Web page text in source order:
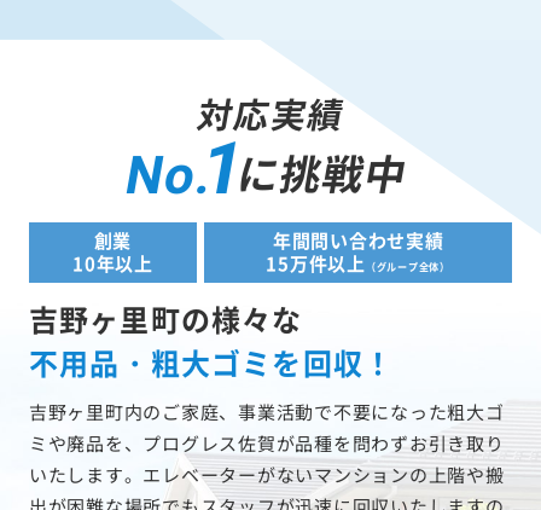
対応実績
No.1に挑戦中
創業
10年以上
年間問い合わせ実績
15万件以上
（グループ全体）
吉野ヶ里町の様々な
不用品・粗大ゴミを回収！
吉野ヶ里町内のご家庭、事業活動で不要になった粗大ゴ
ミや廃品を、プログレス佐賀が品種を問わずお引き取り
いたします。エレベーターがないマンションの上階や搬